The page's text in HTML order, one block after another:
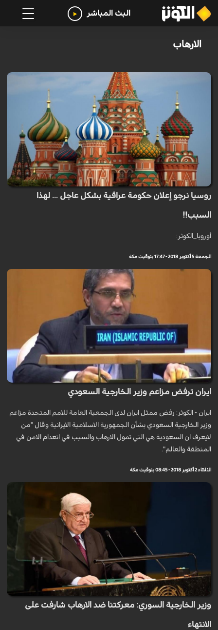
البث المباشر
الارهاب
روسيا نرجو إعلان حكومة عراقية بشكل عاجل ... لهذا
السبب!!
أوروبا_الكوثر:
الجمعة 5 أكتوبر 2018 - 17:47 بتوقيت مكة
ايران ترفض مزاعم وزير الخارجية السعودي
ايران - الكوثر: رفض ممثل ايران لدى الجمعية العامة للامم المتحدة مزاعم
وزير الخارجية السعودي بشأن الجمهورية الاسلامية الايرانية وقال "من
لايعرف ان السعودية هي التي تمول الارهاب والسبب في انعدام الامن في
المنطقة والعالم".
الثلاثاء 2 أكتوبر 2018 - 08:45 بتوقيت مكة
وزير الخارجية السوري: معركتنا ضد الارهاب شارفت على
الانتهاء